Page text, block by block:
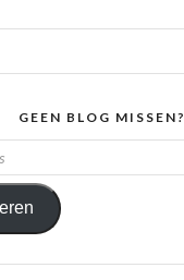
GEEN BLOG MISSEN?